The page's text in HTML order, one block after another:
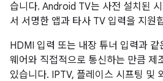
습니다. Android TV는 사전 설치된
서 서명한 앱과 타사 TV 입력을 지원
HDMI 입력 또는 내장 튜너 입력과
웨어와 직접적으로 통신하는 만큼 제
있습니다. IPTV, 플레이스 시프팅 및